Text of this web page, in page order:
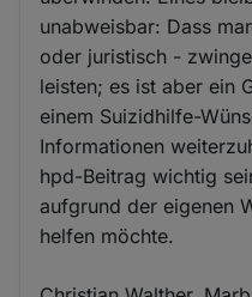
unabweisbar: Dass
oder juristisch -
leisten; es ist aber ein
einem Suizidhilfe-
Informationen
hpd-Beitrag wichtig
aufgrund der eigenen
helfen möchte.